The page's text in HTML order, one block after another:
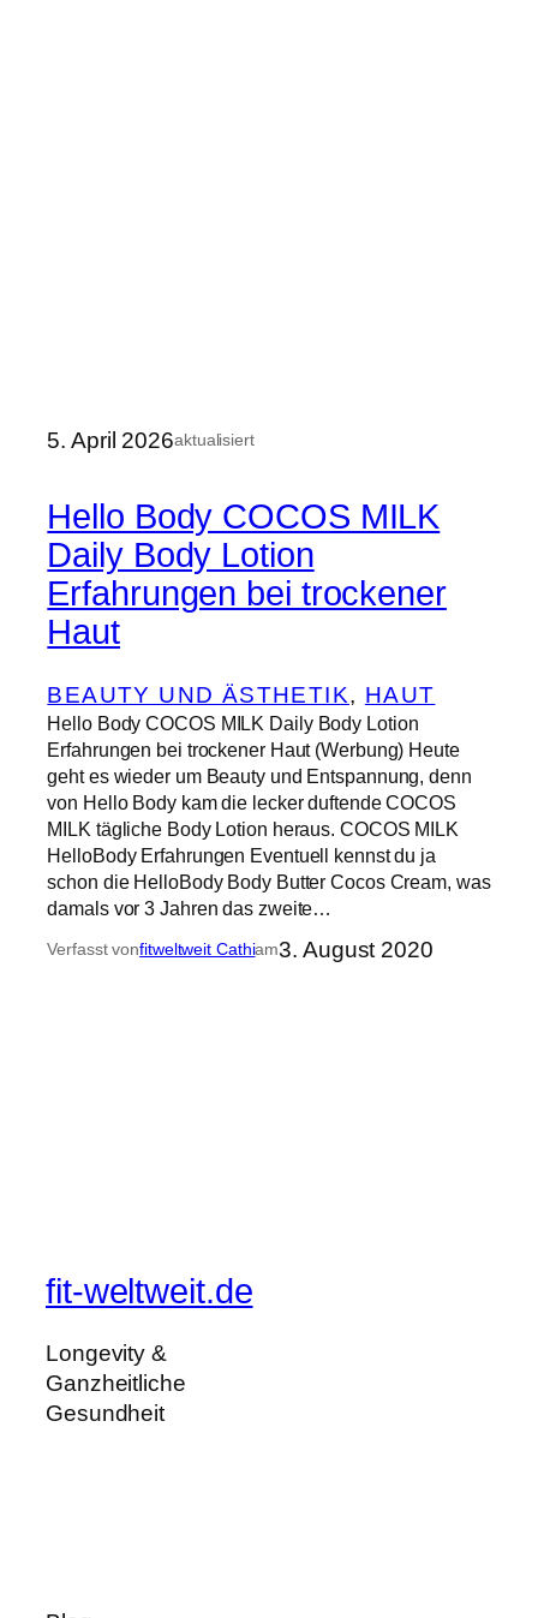
5. April 2026aktualisiert
Hello Body COCOS MILK
Daily Body Lotion
Erfahrungen bei trockener
Haut
BEAUTY UND ÄSTHETIK, HAUT
Hello Body COCOS MILK Daily Body Lotion
Erfahrungen bei trockener Haut (Werbung) Heute
geht es wieder um Beauty und Entspannung, denn
von Hello Body kam die lecker duftende COCOS
MILK tägliche Body Lotion heraus. COCOS MILK
HelloBody Erfahrungen Eventuell kennst du ja
schon die HelloBody Body Butter Cocos Cream, was
damals vor 3 Jahren das zweite…
Verfasst vonfitweltweit Cathiam3. August 2020
fit-weltweit.de
Longevity &
Ganzheitliche
Gesundheit